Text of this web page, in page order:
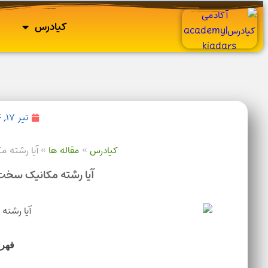
کیادرس
تیر ۱۷, ۱۴۰۴
کیادرس» مقاله ها »آیا رشته
آیا رشته مکانیک سخت است؟7 راز+